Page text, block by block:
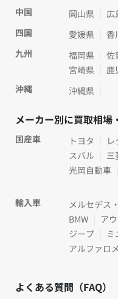
中国
岡山県 広
四国
愛媛県 香
九州
福岡県 佐
宮崎県
鹿
沖縄
沖縄県
メーカー別に買取相場
国産車 トヨタ
スバル
三
光岡自動車
輸入車 メルセデス
BMW
ア
ジープ
ミ
アルファロ
よくある質問（FAQ）